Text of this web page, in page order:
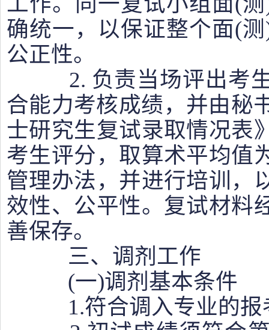
确统一，以保证整个面(
公正性。
2. 负责当场评出考生
合能力考核成绩，并由秘
士研究生复试录取情况表
考生评分，取算术平均值
管理办法，并进行培训，
效性、公平性。复试材料
善保存。
三、调剂工作
(一)调剂基本条件
1.符合调入专业的报